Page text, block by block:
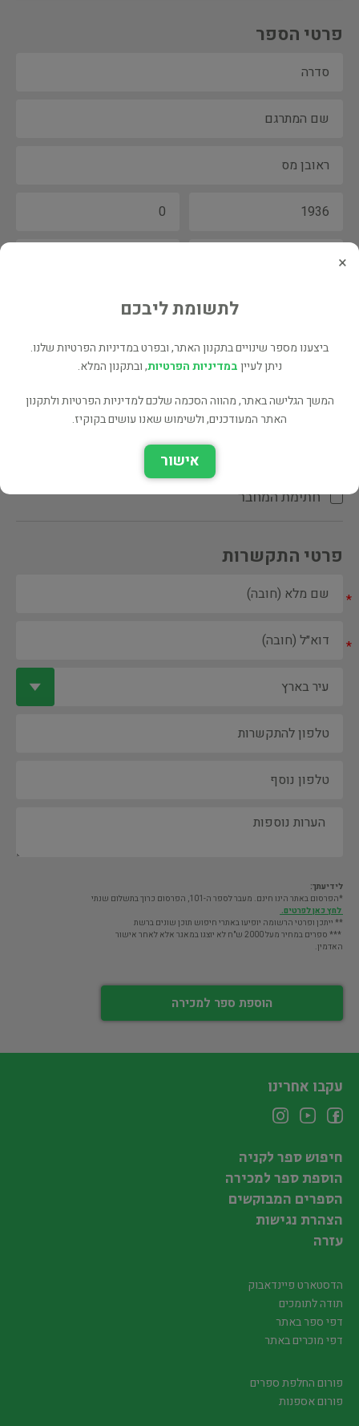
פרטי הספר
הקדשת המחבר\המתרגם
חתימת המחבר
פרטי התקשרות
*
*
לידיעתך:
*הפרסום באתר הינו חינם. מעבר לספר ה-101, הפרסום כרוך בתשלום שנתי
לחץ כאן לפרטים.
** ייתכן ופרטי הרשומה יופיעו באתרי חיפוש תוכן שונים ברשת
*** ספרים במחיר מעל 2000 ש"ח לא יוצגו במאגר אלא לאחר אישור
האדמין.
הוספת ספר למכירה
×
לתשומת ליבכם
ביצענו מספר שינויים בתקנון האתר, ובפרט במדיניות הפרטיות שלנו.
ניתן לעייןבמדיניות הפרטיות, ובתקנון המלא.
המשך הגלישה באתר, מהווה הסכמה שלכם למדיניות הפרטיות ולתקנון
האתר המעודכנים, ולשימוש שאנו עושים בקוקיז.
אישור
עקבו אחרינו
חיפוש ספר לקניה
הוספת ספר למכירה
הספרים המבוקשים
הצהרת נגישות
עזרה
הדסטארט פיינדאבוק
תודה לתומכים
דפי ספר באתר
דפי מוכרים באתר
פורום החלפת ספרים
פורום אספנות